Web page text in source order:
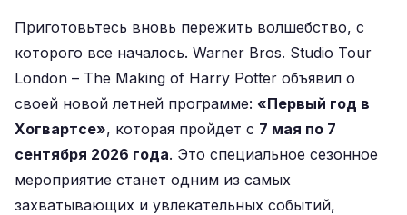
Приготовьтесь вновь пережить волшебство, с
которого все началось. Warner Bros. Studio Tour
London – The Making of Harry Potter объявил о
своей новой летней программе: «Первый год в
Хогвартсе», которая пройдет с 7 мая по 7
сентября 2026 года. Это специальное сезонное
мероприятие станет одним из самых
захватывающих и увлекательных событий,